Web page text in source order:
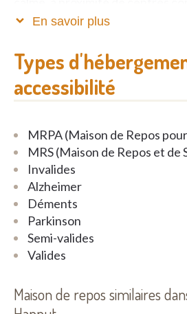
facile d'accès, la Résidence et la
et familial permettant à nos
plaisirs de la vie.
En savoir plus
Types
accessibilité
MRPA (Maison de Repos
MRS (Maison de Repos et de
Invalides
Alzheimer
Déments
Parkinson
Semi-valides
Valides
Maison de repos similaires